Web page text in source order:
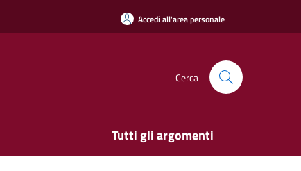
Accedi all'area personale
Cerca
Tutti gli argomenti